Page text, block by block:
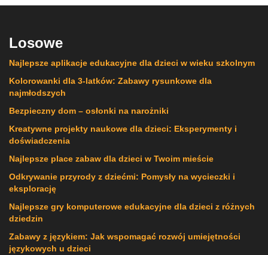
Losowe
Najlepsze aplikacje edukacyjne dla dzieci w wieku szkolnym
Kolorowanki dla 3-latków: Zabawy rysunkowe dla
najmłodszych
Bezpieczny dom – osłonki na narożniki
Kreatywne projekty naukowe dla dzieci: Eksperymenty i
doświadczenia
Najlepsze place zabaw dla dzieci w Twoim mieście
Odkrywanie przyrody z dziećmi: Pomysły na wycieczki i
eksplorację
Najlepsze gry komputerowe edukacyjne dla dzieci z różnych
dziedzin
Zabawy z językiem: Jak wspomagać rozwój umiejętności
językowych u dzieci